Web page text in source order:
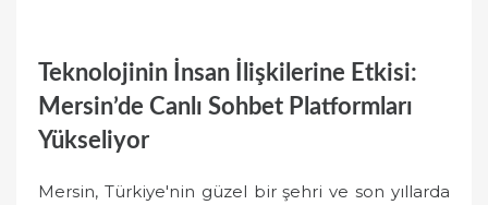
Teknolojinin İnsan İlişkilerine Etkisi:
Mersin’de Canlı Sohbet Platformları
Yükseliyor
Mersin, Türkiye'nin güzel bir şehri ve son yıllarda